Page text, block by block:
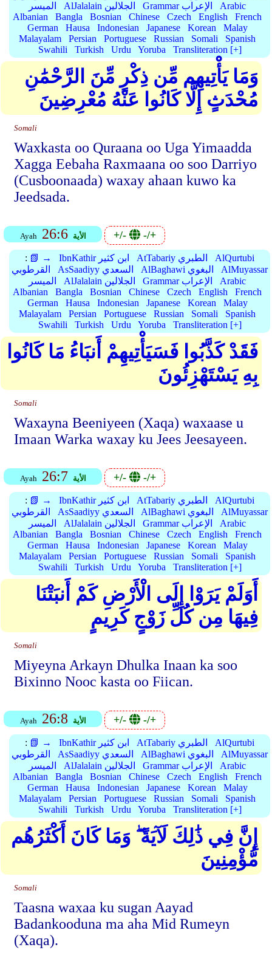
الميسر
AlJalalain الجلالين Grammar الإعراب
Arabic
Albanian
Bangla Bosnian Chinese Czech English
French
German
Hausa Indonesian Japanese Korean
Malay
Malayalam
Persian Portuguese Russian Somali
Spanish
Swahili
Turkish Urdu Yoruba Transliteration [+]
وَمَا يَأْتِيهِم مِّن ذِكْرٍ مِّنَ الرَّحْمَٰنِ
مُحْدَثٍ إِلَّا كَانُوا عَنْهُ مُعْرِضِينَ
Somali
Waxkasta oo Quraana oo Uga Yimaadda
Xagga Eebaha Raxmaana oo soo Darriyo
(Cusboonaada) waxay ahaan kuwo ka
Jeedsada.
Ayah 26:6 الأية +/- -/+
: 📗 → IbnKathir ابن كثير AtTabariy الطبري
AlQurtubi
القرطوبي
AsSaadiyy السعدي AlBaghawi البغوي
AlMuyassar
الميسر
AlJalalain الجلالين Grammar الإعراب
Arabic
Albanian
Bangla Bosnian Chinese Czech English
French
German
Hausa Indonesian Japanese Korean
Malay
Malayalam
Persian Portuguese Russian Somali
Spanish
Swahili
Turkish Urdu Yoruba Transliteration [+]
فَقَدْ كَذَّبُوا فَسَيَأْتِيهِمْ أَنبَاءُ مَا كَانُوا
بِهِ يَسْتَهْزِئُونَ
Somali
Waxayna Beeniyeen (Xaqa) waxaase u
Imaan Warka waxay ku Jees Jeesayeen.
Ayah 26:7 الأية +/- -/+
: 📗 → IbnKathir ابن كثير AtTabariy الطبري
AlQurtubi
القرطوبي
AsSaadiyy السعدي AlBaghawi البغوي
AlMuyassar
الميسر
AlJalalain الجلالين Grammar الإعراب
Arabic
Albanian
Bangla Bosnian Chinese Czech English
French
German
Hausa Indonesian Japanese Korean
Malay
Malayalam
Persian Portuguese Russian Somali
Spanish
Swahili
Turkish Urdu Yoruba Transliteration [+]
أَوَلَمْ يَرَوْا إِلَى الْأَرْضِ كَمْ أَنبَتْنَا
فِيهَا مِن كُلِّ زَوْجٍ كَرِيمٍ
Somali
Miyeyna Arkayn Dhulka Inaan ka soo
Bixinno Nooc kasta oo Fiican.
Ayah 26:8 الأية +/- -/+
: 📗 → IbnKathir ابن كثير AtTabariy الطبري
AlQurtubi
القرطوبي
AsSaadiyy السعدي AlBaghawi البغوي
AlMuyassar
الميسر
AlJalalain الجلالين Grammar الإعراب
Arabic
Albanian
Bangla Bosnian Chinese Czech English
French
German
Hausa Indonesian Japanese Korean
Malay
Malayalam
Persian Portuguese Russian Somali
Spanish
Swahili
Turkish Urdu Yoruba Transliteration [+]
إِنَّ فِي ذَٰلِكَ لَآيَةً ۖ وَمَا كَانَ أَكْثَرُهُم
مُّؤْمِنِينَ
Somali
Taasna waxaa ku sugan Aayad
Badankooduna ma aha Mid Rumeyn
(Xaqa).